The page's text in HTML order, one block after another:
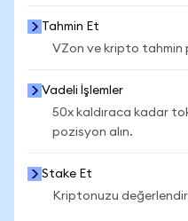
Tahmin Et
VZon ve kripto tahmin
Vadeli İşlemler
50x kaldıraca kadar
pozisyon alın.
Stake Et
Kriptonuzu